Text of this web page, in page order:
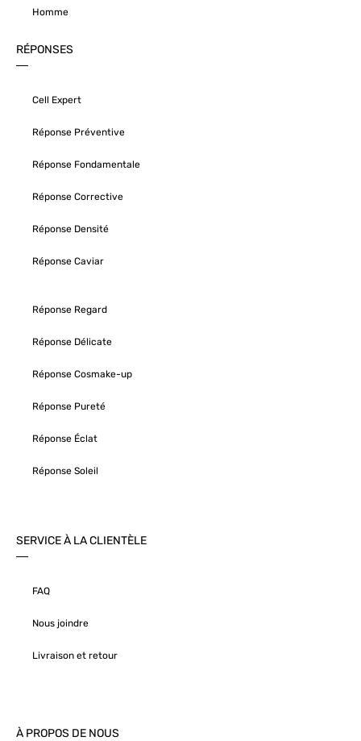
Homme
RÉPONSES
Cell Expert
Réponse Préventive
Réponse Fondamentale
Réponse Corrective
Réponse Densité
Réponse Caviar
Réponse Regard
Réponse Délicate
Réponse Cosmake-up
Réponse Pureté
Réponse Éclat
Réponse Soleil
SERVICE À LA CLIENTÈLE
FAQ
Nous joindre
Livraison et retour
À PROPOS DE NOUS